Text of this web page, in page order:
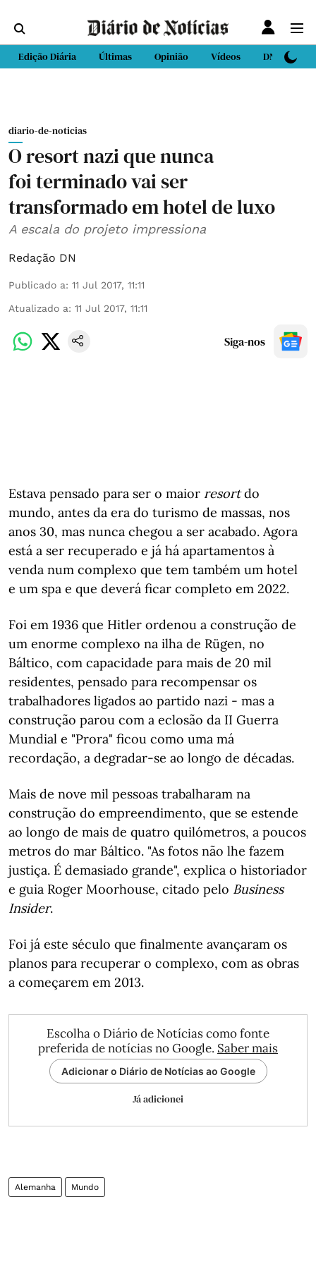
Edição Diária Últimas Opinião Vídeos DN Sport
diario-de-noticias
O resort nazi que nunca
foi terminado vai ser
transformado em hotel de luxo
A escala do projeto impressiona
Redação DN
Publicado a: 11 Jul 2017, 11:11
Atualizado a: 11 Jul 2017, 11:11
Siga-nos
Estava pensado para ser o maior resortdo
mundo, antes da era do turismo de massas, nos
anos 30, mas nunca chegou a ser acabado. Agora
está a ser recuperado e já há apartamentos à
venda num complexo que tem também um hotel
e um spa e que deverá ficar completo em 2022.
Foi em 1936 que Hitler ordenou a construção de
um enorme complexo na ilha de Rügen, no
Báltico, com capacidade para mais de 20 mil
residentes, pensado para recompensar os
trabalhadores ligados ao partido nazi - mas a
construção parou com a eclosão da II Guerra
Mundial e "Prora" ficou como uma má
recordação, a degradar-se ao longo de décadas.
Mais de nove mil pessoas trabalharam na
construção do empreendimento, que se estende
ao longo de mais de quatro quilómetros, a poucos
metros do mar Báltico. "As fotos não lhe fazem
justiça. É demasiado grande", explica o historiador
e guia Roger Moorhouse, citado pelo Business
Insider.
Foi já este século que finalmente avançaram os
planos para recuperar o complexo, com as obras
a começarem em 2013.
Escolha o Diário de Notícias como fonte
preferida de notícias no Google. Saber mais
Adicionar o Diário de Notícias ao Google
Já adicionei
Alemanha Mundo